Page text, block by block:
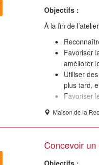
Objectifs :
À la fin de
Favoriser
améliorer
Utiliser des
plus tard,
Favoriser
Maison de la
Concevoir
Objectifs :